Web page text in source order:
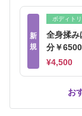
新
規
ボディトリ
全身揉み
分￥
¥4,500
お